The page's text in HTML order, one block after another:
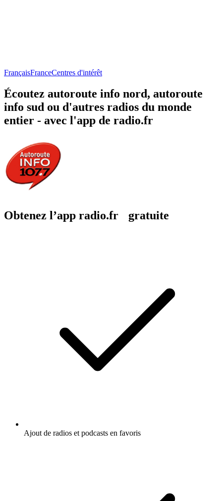
FrançaisFranceCentres d'intérêt
Écoutez autoroute info nord, autoroute
info sud ou d'autres radios du monde
entier - avec l'app de radio.fr
Obtenez l’app radio.fr gratuite
Ajout de radios et podcasts en favoris